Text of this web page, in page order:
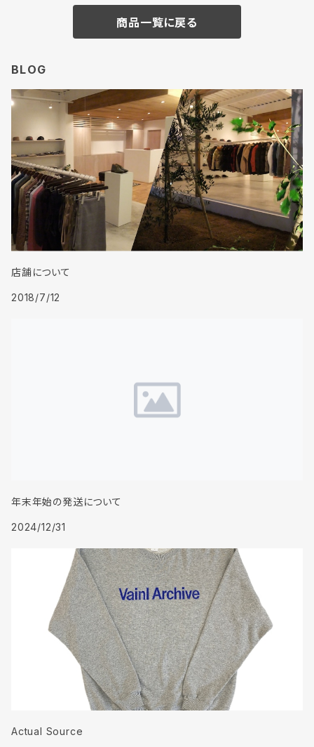
商品一覧に戻る
BLOG
店舗について
2018/7/12
年末年始の発送について
2024/12/31
Actual Source